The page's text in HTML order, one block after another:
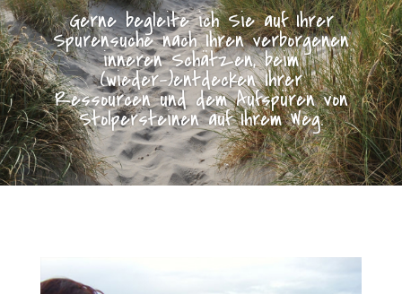
Gerne begleite ich Sie auf Ihrer
Spurensuche nach Ihren verborgenen
inneren Schätzen, beim
(wieder-)entdecken Ihrer
Ressourcen und dem Aufspüren von
Stolpersteinen auf Ihrem Weg.